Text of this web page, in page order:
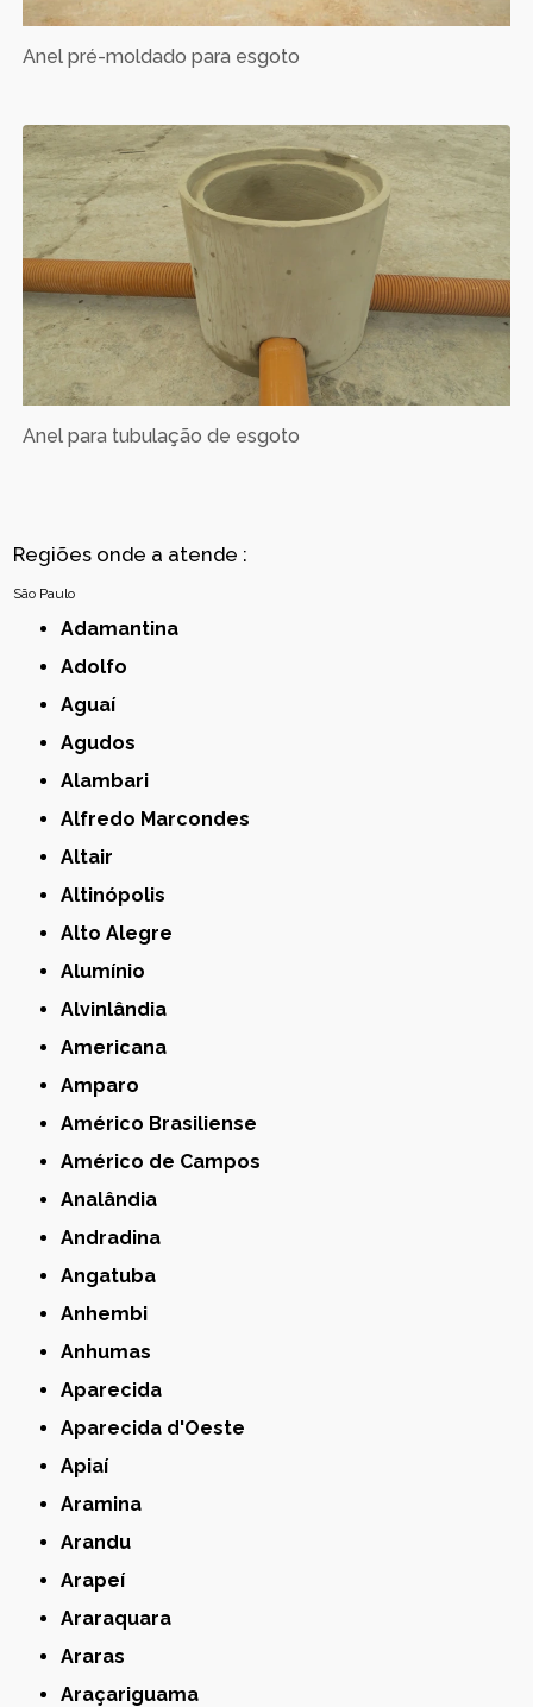
Anel pré-moldado para esgoto
Anel para tubulação de esgoto
Regiões onde a atende :
São Paulo
Adamantina
Adolfo
Aguaí
Agudos
Alambari
Alfredo Marcondes
Altair
Altinópolis
Alto Alegre
Alumínio
Alvinlândia
Americana
Amparo
Américo Brasiliense
Américo de Campos
Analândia
Andradina
Angatuba
Anhembi
Anhumas
Aparecida
Aparecida d'Oeste
Apiaí
Aramina
Arandu
Arapeí
Araraquara
Araras
Araçariguama